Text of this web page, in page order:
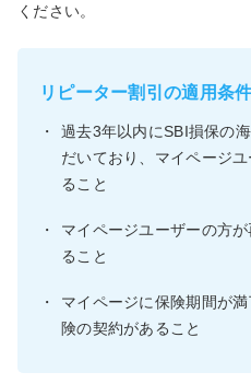
ください。
リピーター割引の適用条
・
過去3年以内にSBI損保の
だいており、マイページ
ること
・
マイページユーザーの方
ること
・
マイページに保険期間が
険の契約があること